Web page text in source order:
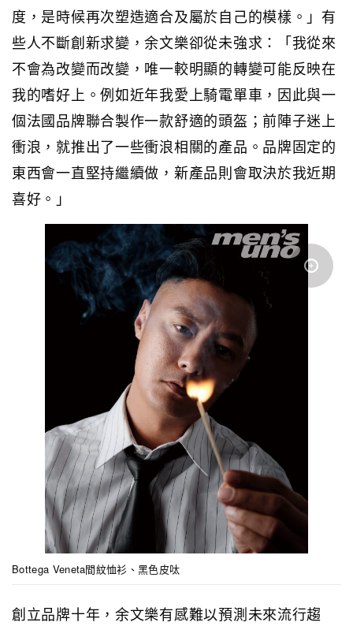
度，是時候再次塑造適合及屬於自己的模樣。」有
些人不斷創新求變，余文樂卻從未強求：「我從來
不會為改變而改變，唯一較明顯的轉變可能反映在
我的嗜好上。例如近年我愛上騎電單車，因此與一
個法國品牌聯合製作一款舒適的頭盔；前陣子迷上
衝浪，就推出了一些衝浪相關的產品。品牌固定的
東西會一直堅持繼續做，新產品則會取決於我近期
喜好。」
Bottega Veneta間紋恤衫、黑色皮呔
創立品牌十年，余文樂有感難以預測未來流行趨